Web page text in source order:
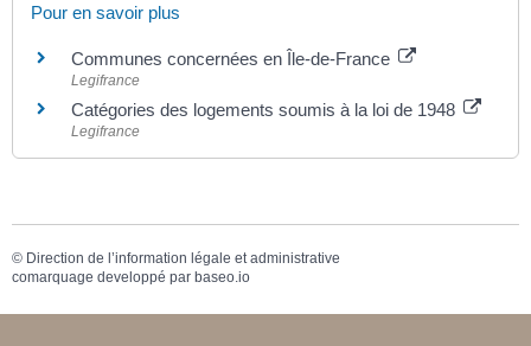
Pour en savoir plus
Communes concernées en Île-de-France
Legifrance
Catégories des logements soumis à la loi de 1948
Legifrance
© Direction de l’information légale et administrative
comarquage developpé par baseo.io